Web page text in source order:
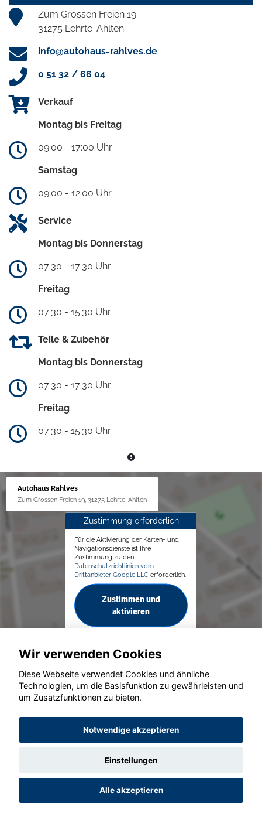
Zum Grossen Freien 19
31275 Lehrte-Ahlten
info@autohaus-rahlves.de
0 51 32 / 66 04
Verkauf
Montag bis Freitag
09:00 - 17:00 Uhr
Samstag
09:00 - 12:00 Uhr
Service
Montag bis Donnerstag
07:30 - 17:30 Uhr
Freitag
07:30 - 15:30 Uhr
Teile & Zubehör
Montag bis Donnerstag
07:30 - 17:30 Uhr
Freitag
07:30 - 15:30 Uhr
Autohaus Rahlves
Zum Grossen Freien 19, 31275 Lehrte-Ahlten
Zustimmung erforderlich
Für die Aktivierung der Karten- und
Navigationsdienste ist Ihre
Zustimmung zu den
Datenschutzrichtlinien vom
Drittanbieter Google LLC erforderlich.
Zustimmen und
aktivieren
© konjunkturmotor.de GmbH 2020 - 2026
Wir verwenden Cookies
Diese Webseite verwendet Cookies und ähnliche
Technologien, um die Basisfunktion zu gewährleisten und
um Zusatzfunktionen zu bieten.
Notwendige akzeptieren
Einstellungen
Alle akzeptieren